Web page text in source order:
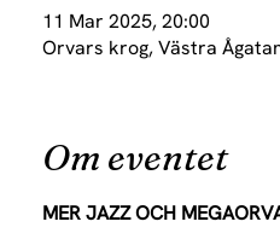
11 Mar 2025, 20:00
Orvars krog, Västra
Om eventet
MER JAZZ OCH